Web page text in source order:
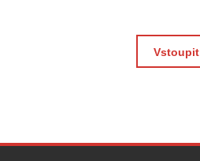
Vstoupit